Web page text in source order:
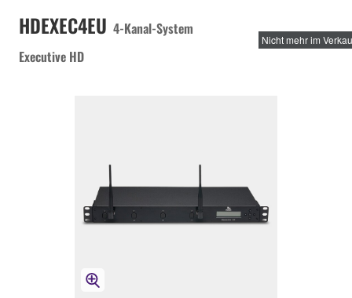
HDEXEC4EU 4-Kanal-System
Executive HD
Nicht mehr im